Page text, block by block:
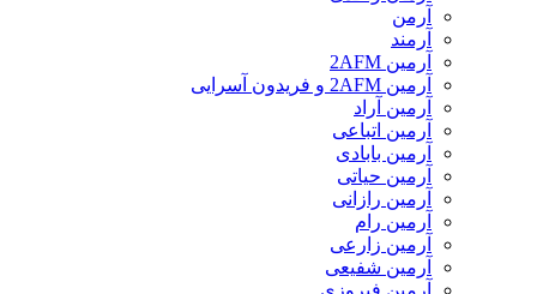
آرمن
آرمند
آرمین 2AFM
آرمین 2AFM و فریدون آسرایی
آرمین آراد
آرمین اتباعی
آرمین بابادی
آرمین حیاتی
آرمین رازانی
آرمین رام
آرمین زارعی
آرمین شفیعی